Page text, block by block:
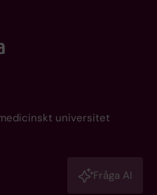
universitet
Fråga AI